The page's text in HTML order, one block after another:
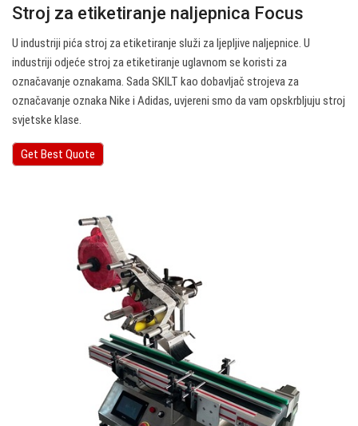
Stroj za etiketiranje naljepnica Focus
U industriji pića stroj za etiketiranje služi za ljepljive naljepnice. U
industriji odjeće stroj za etiketiranje uglavnom se koristi za
označavanje oznakama. Sada SKILT kao dobavljač strojeva za
označavanje oznaka Nike i Adidas, uvjereni smo da vam opskrbljuju stroj
svjetske klase.
Get Best Quote